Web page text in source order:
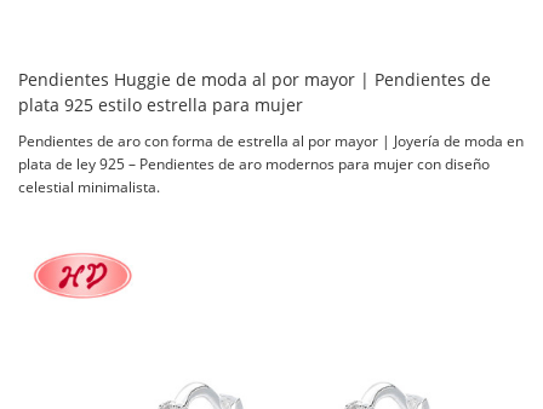
Pendientes Huggie de moda al por mayor | Pendientes de
plata 925 estilo estrella para mujer
Pendientes de aro con forma de estrella al por mayor | Joyería de moda en
plata de ley 925 – Pendientes de aro modernos para mujer con diseño
celestial minimalista.